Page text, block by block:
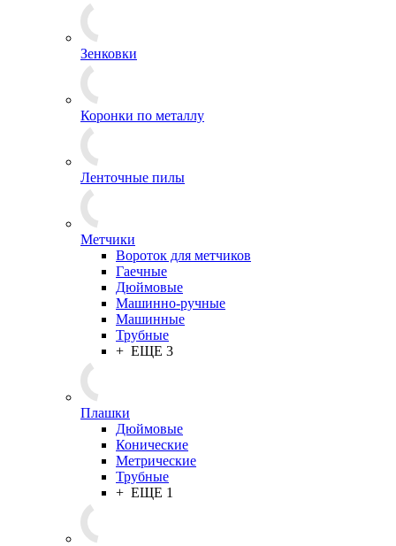
Зенковки
Коронки по металлу
Ленточные пилы
Метчики
Вороток для метчиков
Гаечные
Дюймовые
Машинно-ручные
Машинные
Трубные
+ ЕЩЕ 3
Плашки
Дюймовые
Конические
Метрические
Трубные
+ ЕЩЕ 1